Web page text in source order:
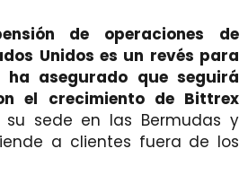
de operaciones de
Unidos es un revés para
ha asegurado que seguirá
el crecimiento de Bittrex
sede en las Bermudas y
a clientes fuera de los